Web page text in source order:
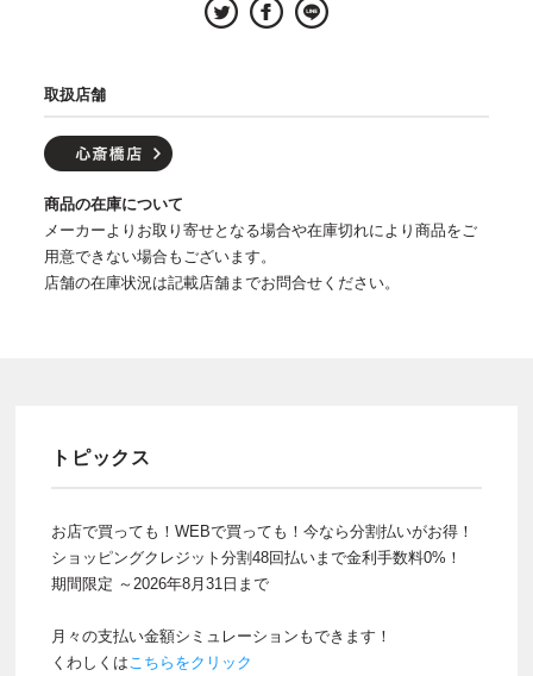
取扱店舗
商品の在庫について
メーカーよりお取り寄せとなる場合や在庫切れにより商品をご
用意できない場合もございます。
店舗の在庫状況は記載店舗までお問合せください。
トピックス
お店で買っても！WEBで買っても！今なら分割払いがお得！
ショッピングクレジット分割48回払いまで金利手数料0%！
期間限定 ～2026年8月31日まで
月々の支払い金額シミュレーションもできます！
くわしくはこちらをクリック